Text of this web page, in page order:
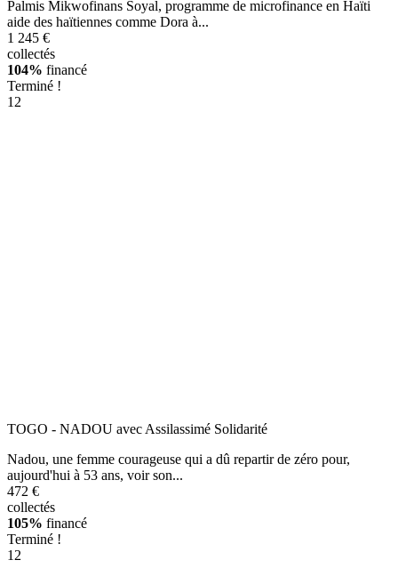
Palmis Mikwofinans Soyal, programme de microfinance en Haïti
aide des haïtiennes comme Dora à...
1 245 €
collectés
104% financé
Terminé !
12
TOGO - NADOU avec Assilassimé Solidarité
Nadou, une femme courageuse qui a dû repartir de zéro pour,
aujourd'hui à 53 ans, voir son...
472 €
collectés
105% financé
Terminé !
12